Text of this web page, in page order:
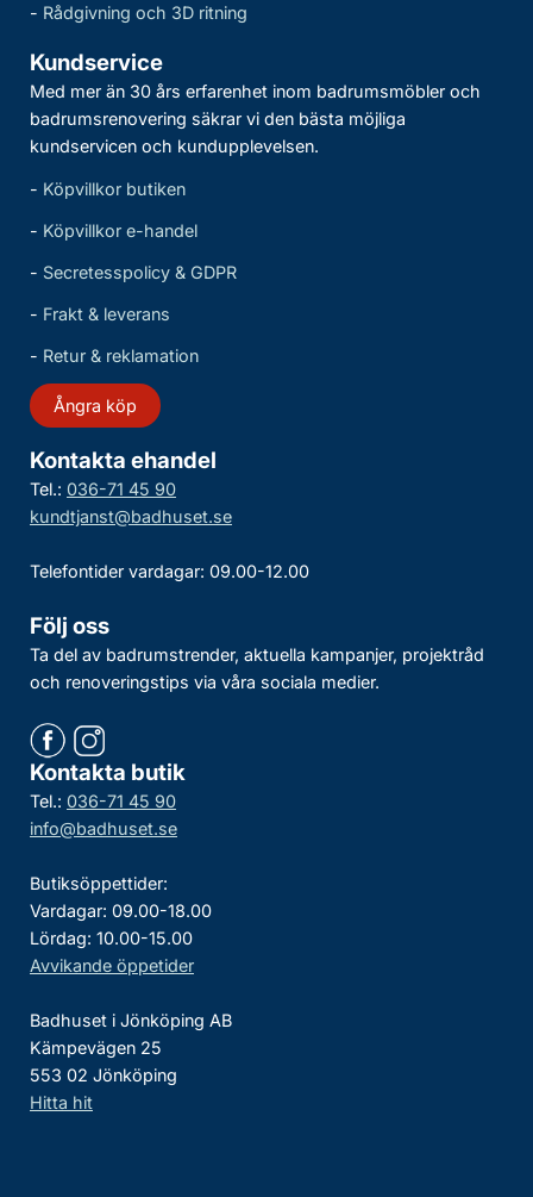
- Rådgivning och 3D ritning
Kundservice
Med mer än 30 års erfarenhet inom badrumsmöbler och
badrumsrenovering säkrar vi den bästa möjliga
kundservicen och kundupplevelsen.
- Köpvillkor butiken
- Köpvillkor e-handel
- Secretesspolicy & GDPR
- Frakt & leverans
- Retur & reklamation
Ångra köp
Kontakta ehandel
Tel.: 036-71 45 90
kundtjanst@badhuset.se
Telefontider vardagar: 09.00-12.00
Följ oss
Ta del av badrumstrender, aktuella kampanjer, projektråd
och renoveringstips via våra sociala medier.
Kontakta butik
Tel.: 036-71 45 90
info@badhuset.se
Butiksöppettider:
Vardagar: 09.00-18.00
Lördag: 10.00-15.00
Avvikande öppetider
Badhuset i Jönköping AB
Kämpevägen 25
553 02 Jönköping
Hitta hit